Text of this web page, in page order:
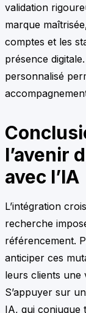
validation
marque
comptes et les
présence
personnalisé
l’avenir
avec l’IA
L’intégration
recherche
référencement.
anticiper ces
leurs clients une
S’appuyer sur
IA, qui conjugue